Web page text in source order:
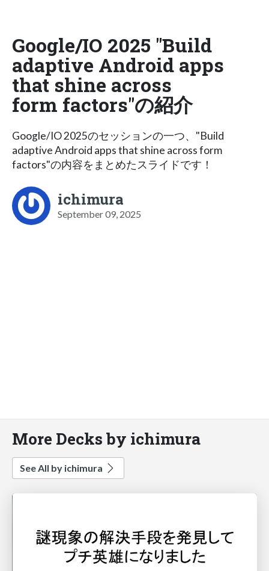
Google/IO 2025 "Build
adaptive Android apps
that shine across
form factors"の紹介
Google/IO 2025のセッションの一つ、"Build
adaptive Android apps that shine across form
factors"の内容をまとめたスライドです！
ichimura
September 09, 2025
More Decks by ichimura
See All by ichimura